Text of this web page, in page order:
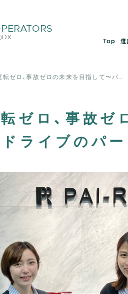
DX
Top 選
転ゼロ、事故ゼロの未来を目指して〜パ…
ゼロ、事故ゼ
ライブのパ